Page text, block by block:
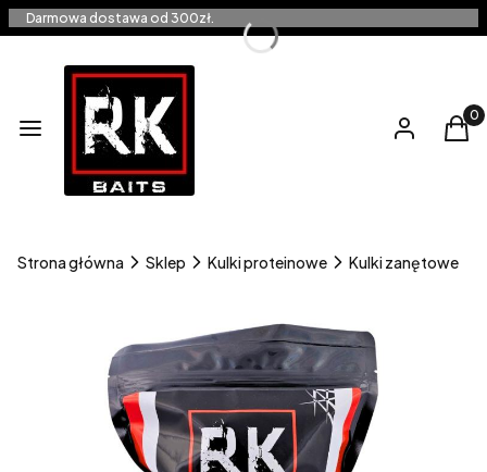
Darmowa dostawa od 300zł.
Menu Zaloguj się
Strona główna Sklep Kulki proteinowe Kulki zanętowe